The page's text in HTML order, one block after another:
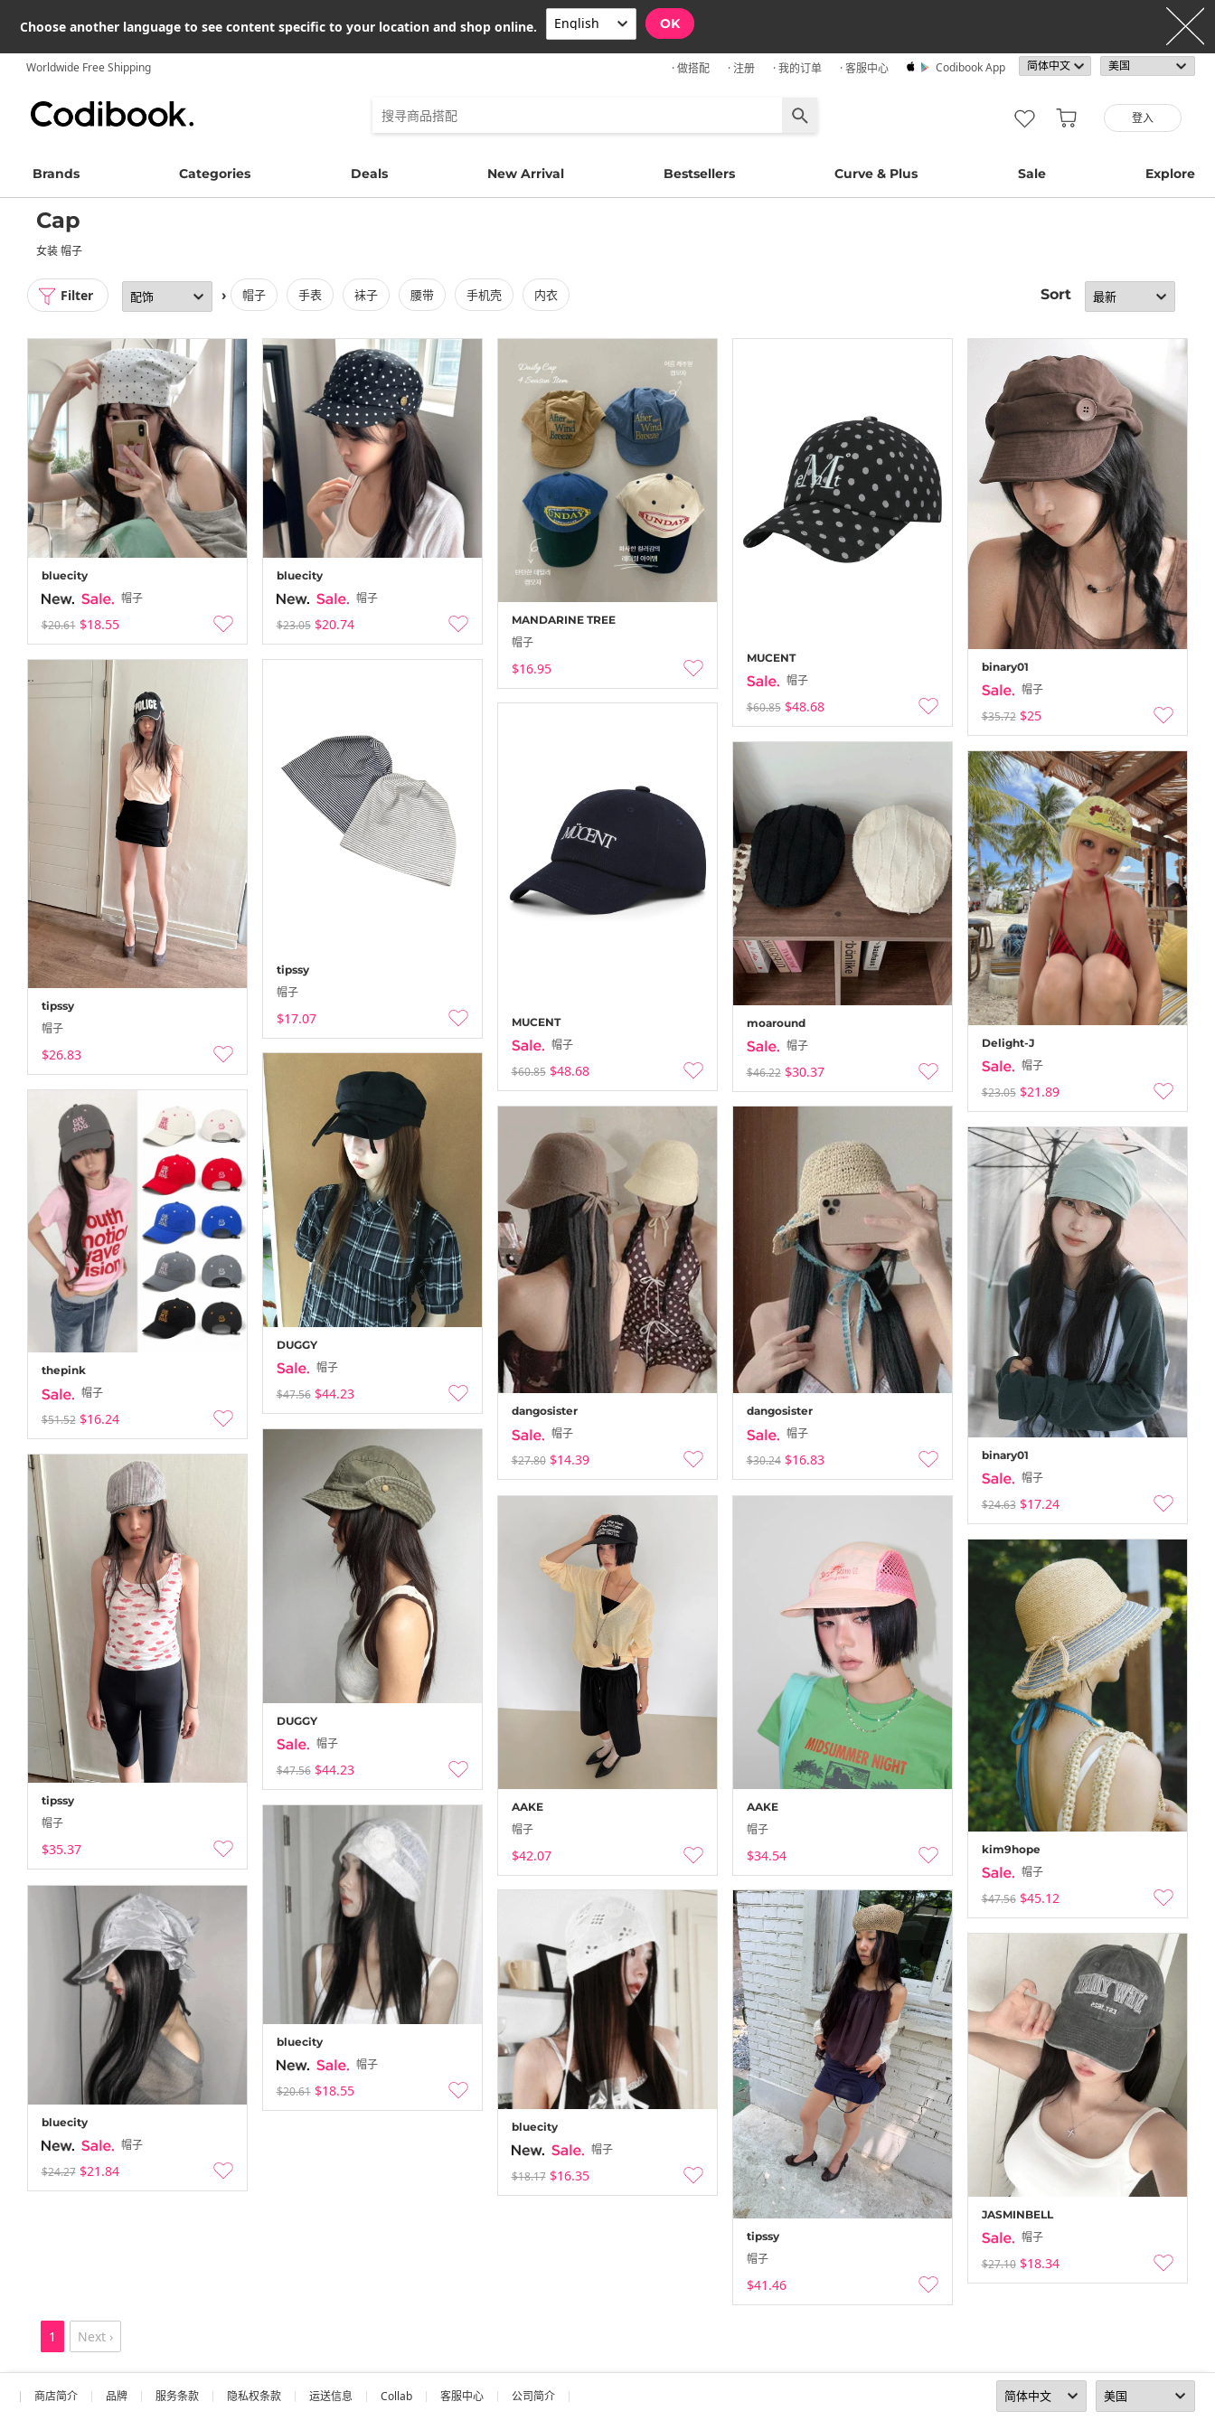
Choose another language to see content specific to your location and shop online. OK
Worldwide Free Shipping · 做搭配 · 注册 · 我的订单 · 客服中心 Codibook App
登入
Brands Categories Deals New Arrival Bestsellers Curve & Plus Sale Explore
Cap
女装 帽子
Filter › 帽子 手表 袜子 腰带 手机壳 内衣 Sort
bluecity
帽子
$20.61 $18.55
bluecity
帽子
$23.05 $20.74 MANDARINE TREE
帽子
$16.95
MUCENT
帽子
$60.85 $48.68
binary01
帽子
$35.72 $25
tipssy
帽子
$26.83
tipssy
帽子
$17.07 MUCENT
帽子
$60.85 $48.68
moaround
帽子
$46.22 $30.37
Delight-J
帽子
$23.05 $21.89
DUGGY
帽子
$47.56 $44.23
thepink
帽子
$51.52 $16.24 dangosister
帽子
$27.80 $14.39
dangosister
帽子
$30.24 $16.83 binary01
帽子
$24.63 $17.24
DUGGY
帽子
$47.56 $44.23
tipssy
帽子
$35.37
AAKE
帽子
$42.07
AAKE
帽子
$34.54 kim9hope
帽子
$47.56 $45.12
bluecity
帽子
$20.61 $18.55
bluecity
帽子
$24.27 $21.84
bluecity
帽子
$18.17 $16.35
tipssy
帽子
$41.46
JASMINBELL
帽子
$27.10 $18.34
1 Next ›
商店简介 品牌 服务条款 隐私权条款 运送信息 Collab 客服中心 公司简介